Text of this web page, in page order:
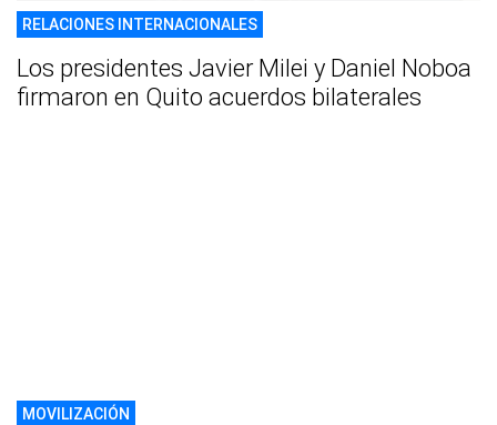
RELACIONES INTERNACIONALES
Los presidentes Javier Milei y Daniel Noboa
firmaron en Quito acuerdos bilaterales
MOVILIZACIÓN